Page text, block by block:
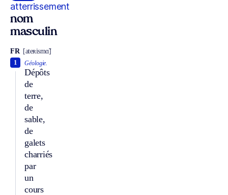
atterrissement
nom
masculin
FR [ateʀismɑ̃]
Géologie.
Dépôts
de
terre,
de
sable,
de
galets
charriés
par
un
cours
1